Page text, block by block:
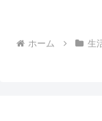
ホーム 生